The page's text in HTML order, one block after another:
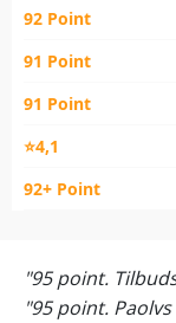
92 Point
91 Point
91 Point
⭐4,1
92+ Point
"95 point.
"95 point.